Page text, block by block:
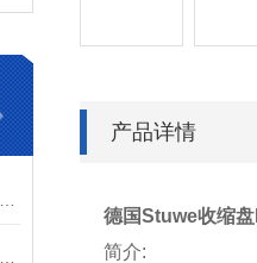
产品详情
德国Stuwe收缩
简介: